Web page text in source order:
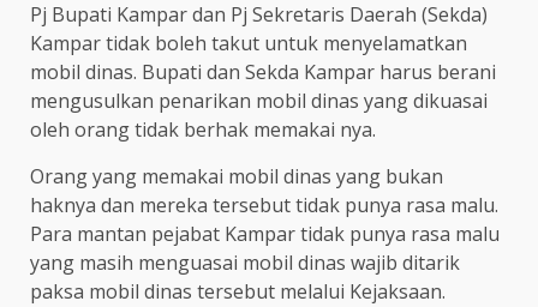
Pj Bupati Kampar dan Pj Sekretaris Daerah (Sekda)
Kampar tidak boleh takut untuk menyelamatkan
mobil dinas. Bupati dan Sekda Kampar harus berani
mengusulkan penarikan mobil dinas yang dikuasai
oleh orang tidak berhak memakai nya.
Orang yang memakai mobil dinas yang bukan
haknya dan mereka tersebut tidak punya rasa malu.
Para mantan pejabat Kampar tidak punya rasa malu
yang masih menguasai mobil dinas wajib ditarik
paksa mobil dinas tersebut melalui Kejaksaan.